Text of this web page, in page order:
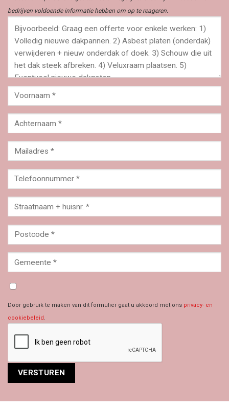
bedrijven voldoende informatie hebben om op te reageren.
Door gebruik te maken van dit formulier gaat u akkoord met ons privacy- en
cookiebeleid